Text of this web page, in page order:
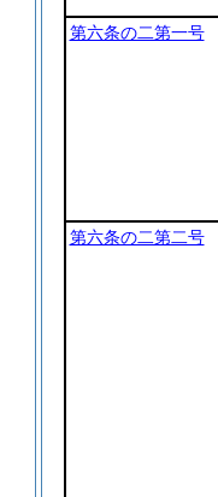
第六条の二第一号
第六条の二第二号